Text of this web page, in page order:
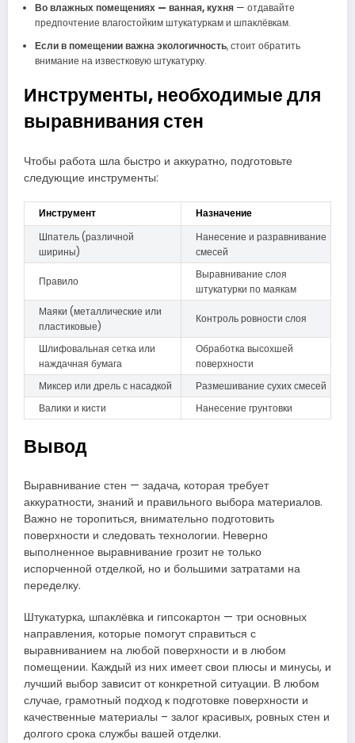
Во влажных помещениях — ванная, кухня— отдавайте
предпочтение влагостойким штукатуркам и шпаклёвкам.
Если в помещении важна экологичность, стоит обратить
внимание на известковую штукатурку.
Инструменты, необходимые для
выравнивания стен
Чтобы работа шла быстро и аккуратно, подготовьте
следующие инструменты:
Инструмент
Назначение
Шпатель (различной
ширины)
Нанесение и разравнивание
смесей
Правило
Выравнивание слоя
штукатурки по маякам
Маяки (металлические или
пластиковые)
Контроль ровности слоя
Шлифовальная сетка или
наждачная бумага
Обработка высохшей
поверхности
Миксер или дрель с насадкой
Размешивание сухих смесей
Валики и кисти
Нанесение грунтовки
Вывод
Выравнивание стен — задача, которая требует
аккуратности, знаний и правильного выбора материалов.
Важно не торопиться, внимательно подготовить
поверхности и следовать технологии. Неверно
выполненное выравнивание грозит не только
испорченной отделкой, но и большими затратами на
переделку.
Штукатурка, шпаклёвка и гипсокартон — три основных
направления, которые помогут справиться с
выравниванием на любой поверхности и в любом
помещении. Каждый из них имеет свои плюсы и минусы, и
лучший выбор зависит от конкретной ситуации. В любом
случае, грамотный подход к подготовке поверхности и
качественные материалы – залог красивых, ровных стен и
долгого срока службы вашей отделки.